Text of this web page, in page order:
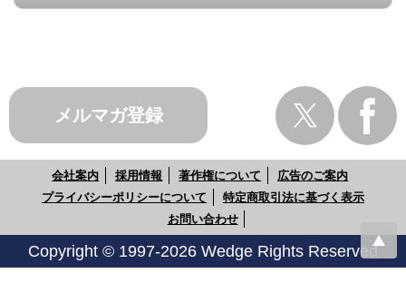
メルマガ登録
会社案内 採用情報 著作権について
広告のご案内
プライバシーポリシーについて
特定商取引法に基づく表示
お問い合わせ
Copyright © 1997-2026 Wedge Rights Reserved